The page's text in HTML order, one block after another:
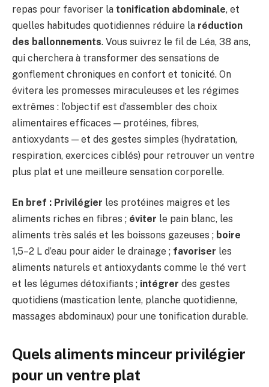
repas pour favoriser la tonification abdominale, et
quelles habitudes quotidiennes réduire la réduction
des ballonnements. Vous suivrez le fil de Léa, 38 ans,
qui cherchera à transformer des sensations de
gonflement chroniques en confort et tonicité. On
évitera les promesses miraculeuses et les régimes
extrêmes : l’objectif est d’assembler des choix
alimentaires efficaces — protéines, fibres,
antioxydants — et des gestes simples (hydratation,
respiration, exercices ciblés) pour retrouver un ventre
plus plat et une meilleure sensation corporelle.
En bref : Privilégier les protéines maigres et les
aliments riches en fibres ; éviter le pain blanc, les
aliments très salés et les boissons gazeuses ; boire
1,5–2 L d’eau pour aider le drainage ; favoriser les
aliments naturels et antioxydants comme le thé vert
et les légumes détoxifiants ; intégrer des gestes
quotidiens (mastication lente, planche quotidienne,
massages abdominaux) pour une tonification durable.
Quels aliments minceur privilégier
pour un ventre plat